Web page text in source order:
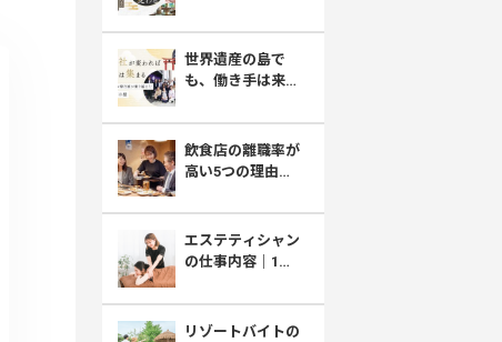
らが挑む「採用と
育成」の新しい形
世界遺産の島で
も、働き手は来な
菊乃家が選んだ、
採用との向き合い
方
飲食店の離職率が
高い5つの理由｜
る原因と職場選び
エステティシャン
の仕事内容｜1日
面・給料まで解説
リゾートバイトの